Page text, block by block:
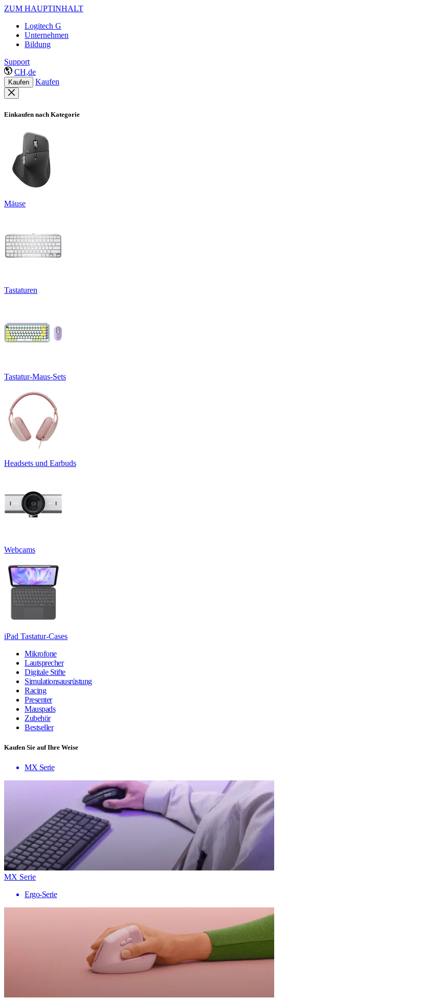
ZUM HAUPTINHALT
Logitech G
Unternehmen
Bildung
Support
CH,de
Kaufen Kaufen
Einkaufen nach Kategorie
Mäuse
Tastaturen
Tastatur-Maus-Sets
Headsets und Earbuds
Webcams
iPad Tastatur-Cases
Mikrofone
Lautsprecher
Digitale Stifte
Simulationsausrüstung
Racing
Presenter
Mauspads
Zubehör
Bestseller
Kaufen Sie auf Ihre Weise
MX Serie
MX Serie
Ergo-Serie